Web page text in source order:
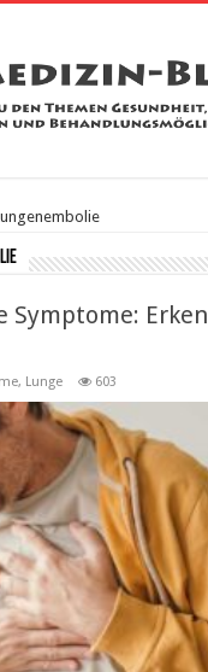
Symptome:
, Lunge 603